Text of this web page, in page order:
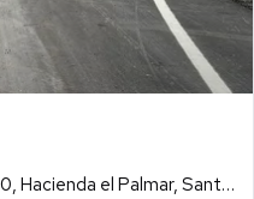
Carretera Monterrey Saltillo 4000, Hacienda el Palmar, Santa Catarina